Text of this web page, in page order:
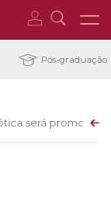
Pós-graduação
será promovida